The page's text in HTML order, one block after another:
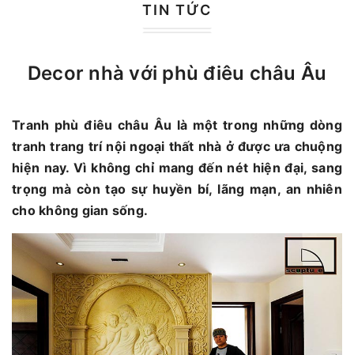
TIN TỨC
Decor nhà với phù điêu châu Âu
Tranh phù điêu châu Âu là một trong những dòng
tranh trang trí nội ngoại thất nhà ở được ưa chuộng
hiện nay. Vì không chỉ mang đến nét hiện đại, sang
trọng mà còn tạo sự huyền bí, lãng mạn, an nhiên
cho không gian sống.